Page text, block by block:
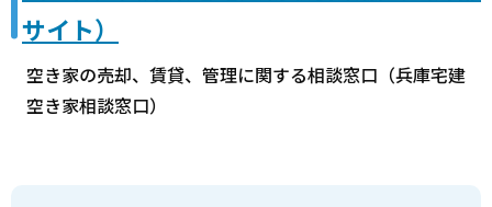
サイト）
空き家の売却、賃貸、管理に関する相談窓口（兵庫宅建
空き家相談窓口）